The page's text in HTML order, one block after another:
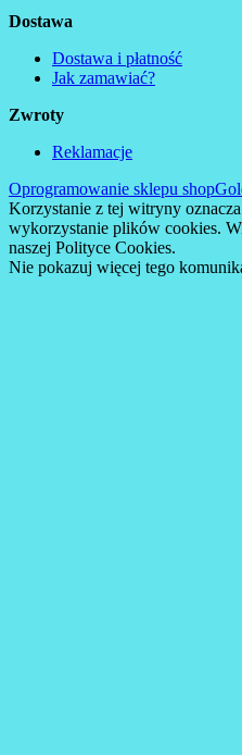
Dostawa
Dostawa i płatność
Jak zamawiać?
Zwroty
Reklamacje
Oprogramowanie sklepu
Korzystanie z tej witryny
wykorzystanie plików cookies.
naszej Polityce Cookies.
Nie pokazuj więcej tego